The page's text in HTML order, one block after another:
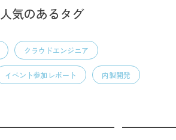
人気のあるタグ
クラウドエンジニア
イベント参加レポート 内製開発